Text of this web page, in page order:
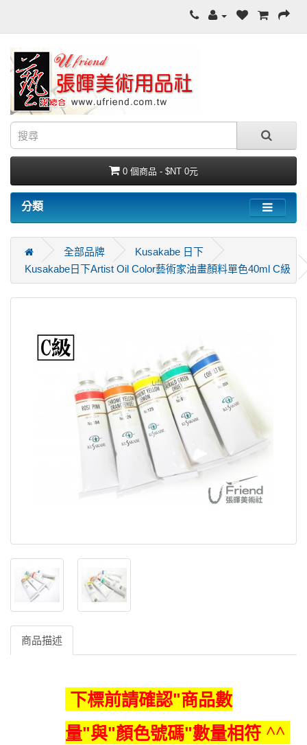
0 個商品 - $NT 0元
分類
全部品牌
Kusakabe 日下
Kusakabe日下Artist Oil Color藝術家油畫顏料單色40ml C級
商品描述
下標前請確認"商品數
量"與"顏色號碼"數量相符 ^^